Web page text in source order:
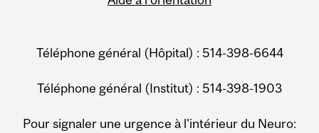
Téléphone général (Hôpital) : 514-398-6644
Téléphone général (Institut) : 514-398-1903
Pour signaler une urgence à l'intérieur du Neuro: